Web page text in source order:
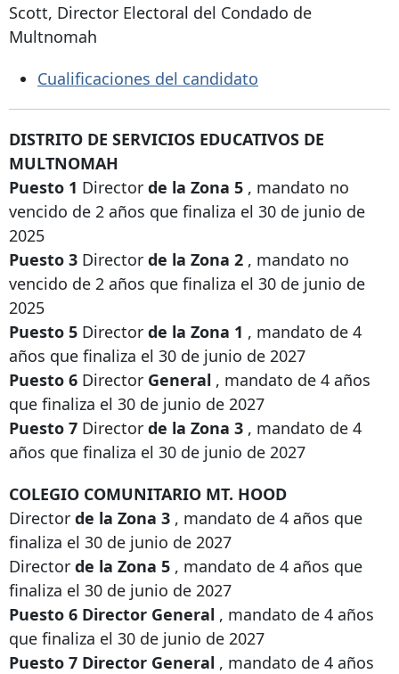
Scott, Director Electoral del Condado de
Multnomah
Cualificaciones del candidato
DISTRITO DE SERVICIOS EDUCATIVOS DE
MULTNOMAH
Puesto 1 Director de la Zona 5 , mandato no
vencido de 2 años que finaliza el 30 de junio de
2025
Puesto 3 Director de la Zona 2 , mandato no
vencido de 2 años que finaliza el 30 de junio de
2025
Puesto 5 Director de la Zona 1 , mandato de 4
años que finaliza el 30 de junio de 2027
Puesto 6 Director General , mandato de 4 años
que finaliza el 30 de junio de 2027
Puesto 7 Director de la Zona 3 , mandato de 4
años que finaliza el 30 de junio de 2027
COLEGIO COMUNITARIO MT. HOOD
Director de la Zona 3 , mandato de 4 años que
finaliza el 30 de junio de 2027
Director de la Zona 5 , mandato de 4 años que
finaliza el 30 de junio de 2027
Puesto 6 Director General , mandato de 4 años
que finaliza el 30 de junio de 2027
Puesto 7 Director General , mandato de 4 años